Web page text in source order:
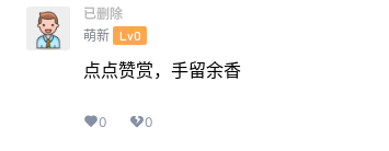
已删除
萌新 Lv0
点点赞赏，手留余香
0 0